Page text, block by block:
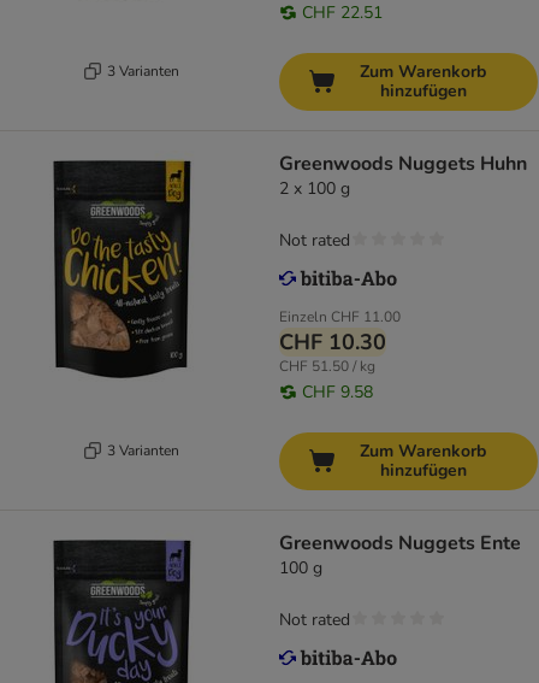
3 Varianten
CHF 22.51
Zum Warenkorb
hinzufügen
3 Varianten
Greenwoods Nuggets Huhn
2 x 100 g
Einzeln CHF 11.00
CHF 10.30
CHF 51.50 / kg
CHF 9.58
Not rated
Zum Warenkorb
hinzufügen
Greenwoods Nuggets Ente
100 g
Not rated